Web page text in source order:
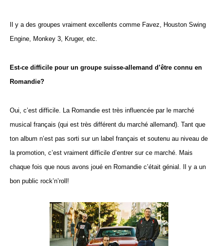
Il y a des groupes vraiment excellents comme Favez, Houston Swing
Engine, Monkey 3, Kruger, etc.
Est-ce difficile pour un groupe suisse-allemand d’être connu en
Romandie?
Oui, c’est difficile. La Romandie est très influencée par le marché
musical français (qui est très différent du marché allemand). Tant que
ton album n’est pas sorti sur un label français et soutenu au niveau de
la promotion, c’est vraiment difficile d’entrer sur ce marché. Mais
chaque fois que nous avons joué en Romandie c’était génial. Il y a un
bon public rock’n’roll!